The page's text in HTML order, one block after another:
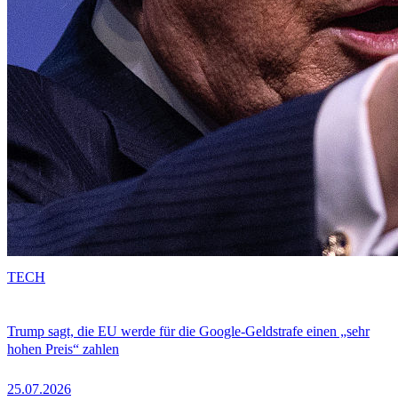
Trump sagt, die EU werde für die Google-Geldstrafe einen „sehr
hohen Preis“ zahlen
25.07.2026
TECH